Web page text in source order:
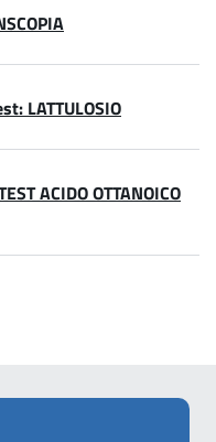
LATTULOSIO
ACIDO OTTANOICO